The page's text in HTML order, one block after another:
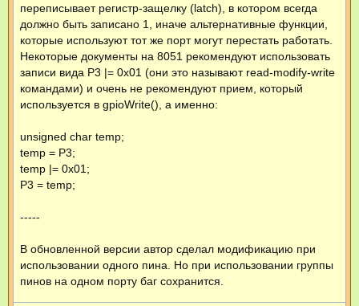
переписывает регистр-защелку (latch), в котором всегда
должно быть записано 1, иначе альтернативные функции,
которые используют тот же порт могут перестать работать.
Некоторые документы на 8051 рекомендуют использовать
записи вида P3 |= 0x01 (они это называют read-modify-write
командами) и очень не рекомендуют прием, который
используется в gpioWrite(), а именно:
unsigned char temp;
temp = P3;
temp |= 0x01;
P3 = temp;
-----
В обновленной версии автор сделал модификацию при
использовании одного пина. Но при использовании группы
пинов на одном порту баг сохранится.